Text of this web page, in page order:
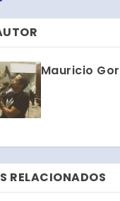
Mauricio
RELACIONADOS